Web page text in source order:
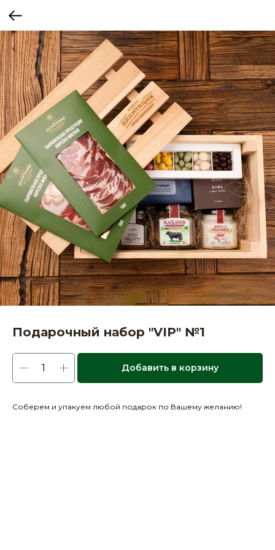
Подарочный набор "VIP" №1
Добавить в корзину
Соберем и упакуем любой подарок по Вашему желанию!